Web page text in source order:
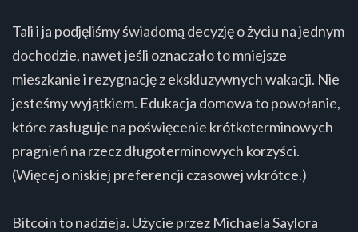
Tali i ja podjęliśmy świadomą decyzję o życiu na jednym
dochodzie, nawet jeśli oznaczało to mniejsze
mieszkanie i rezygnację z ekskluzywnych wakacji. Nie
jesteśmy wyjątkiem. Edukacja domowa to powołanie,
które zasługuje na poświęcenie krótkoterminowych
pragnień na rzecz długoterminowych korzyści.
(Więcej o niskiej preferencji czasowej wkrótce.)
Bitcoin to nadzieja. Użycie przez Michaela Saylora